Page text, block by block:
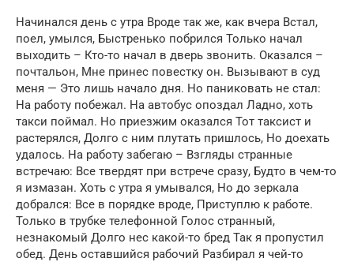
Начинался день с утра Вроде так же, как вчера Встал,
поел, умылся, Быстренько побрился Только начал
выходить – Кто-то начал в дверь звонить. Оказался –
почтальон, Мне принес повестку он. Вызывают в суд
меня — Это лишь начало дня. Но паниковать не стал:
На работу побежал. На автобус опоздал Ладно, хоть
такси поймал. Но приезжим оказался Тот таксист и
растерялся, Долго с ним плутать пришлось, Но доехать
удалось. На работу забегаю – Взгляды странные
встречаю: Все твердят при встрече сразу, Будто в чем-то
я измазан. Хоть с утра я умывался, Но до зеркала
добрался: Все в порядке вроде, Приступлю к работе.
Только в трубке телефонной Голос странный,
незнакомый Долго нес какой-то бред Так я пропустил
обед. День оставшийся рабочий Разбирал я чей-то